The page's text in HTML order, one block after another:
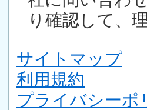
り確認して、
サイトマップ
利用規約
プライバシーポ